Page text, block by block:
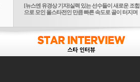
[뉴스엔 유경상 기자]실력 있는 선수들이 새로운 조합
으로 모인 올스타전인 만큼 빠른 속도로 골이 터지며